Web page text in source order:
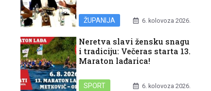
ŽUPANIJA 6. kolovoza 2026.
Neretva slavi žensku snagu
i tradiciju: Večeras starta 13.
Maraton lađarica!
SPORT 6. kolovoza 2026.